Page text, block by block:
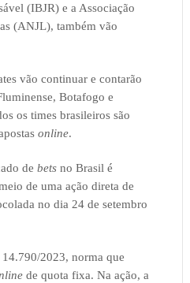
(IBJR) e a Associação
(ANJL), também vão
vão continuar e contarão
Botafogo e
os times brasileiros são
online.
de bets no Brasil é
de uma ação direta de
no dia 24 de setembro
2023, norma que
de quota fixa. Na ação, a